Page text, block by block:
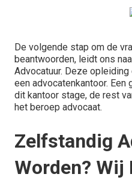
De volgende stap om de
beantwoorden, leidt ons
Advocatuur. Deze
een advocatenkantoor.
dit kantoor stage, de rest
het beroep advocaat.
Zelfstandig
Worden? Wij